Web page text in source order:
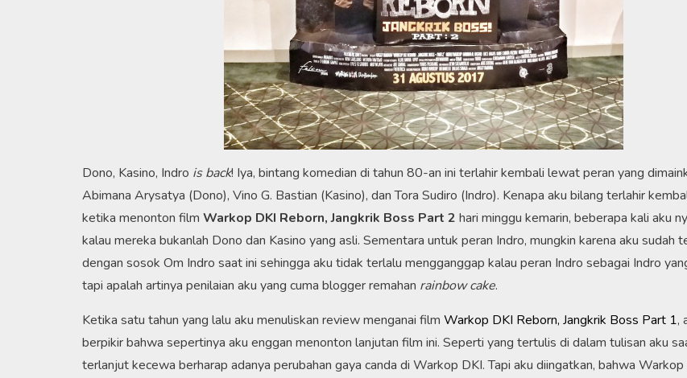
Dono, Kasino, Indro is back! Iya, bintang komedian di tahun 80-an ini terlahir kembali lewat peran yang
Abimana Arysatya (Dono), Vino G. Bastian (Kasino), dan Tora Sudiro (Indro). Kenapa aku bilang terlahir
ketika menonton film Warkop DKI Reborn, Jangkrik Boss Part 2 hari minggu kemarin, beberapa kali aku
kalau mereka bukanlah Dono dan Kasino yang asli. Sementara untuk peran Indro, mungkin karena aku sudah
dengan sosok Om Indro saat ini sehingga aku tidak terlalu mengganggap kalau peran Indro sebagai Indro
tapi apalah artinya penilaian aku yang cuma blogger remahan rainbow cake.
Ketika satu tahun yang lalu aku menuliskan review menganai film Warkop DKI Reborn, Jangkrik Boss Part 1,
berpikir bahwa sepertinya aku enggan menonton lanjutan film ini. Seperti yang tertulis di dalam tulisan aku
terlanjut kecewa berharap adanya perubahan gaya canda di Warkop DKI. Tapi aku diingatkan, bahwa